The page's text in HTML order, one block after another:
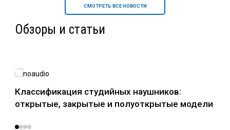
СМОТРЕТЬ ВСЕ НОВОСТИ
Обзоры и статьи
Классификация студийных наушников:
открытые, закрытые и полуоткрытые модели